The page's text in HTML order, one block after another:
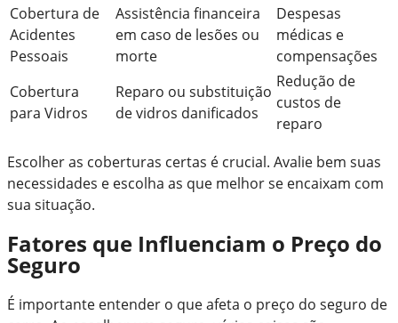
Cobertura de
Acidentes
Pessoais
Assistência financeira
em caso de lesões ou
morte
Despesas
médicas e
compensações
Cobertura
para Vidros
Reparo ou substituição
de vidros danificados
Redução de
custos de
reparo
Escolher as coberturas certas é crucial. Avalie bem suas
necessidades e escolha as que melhor se encaixam com
sua situação.
Fatores que Influenciam o Preço do
Seguro
É importante entender o que afeta o preço do seguro de